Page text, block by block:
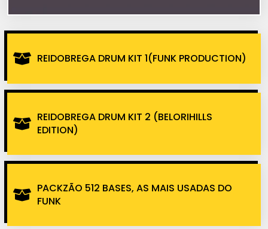
REIDOBREGA DRUM KIT 1(FUNK PRODUCTION)
REIDOBREGA DRUM KIT 2 (BELORIHILLS
EDITION)
PACKZÃO 512 BASES, AS MAIS USADAS DO
FUNK